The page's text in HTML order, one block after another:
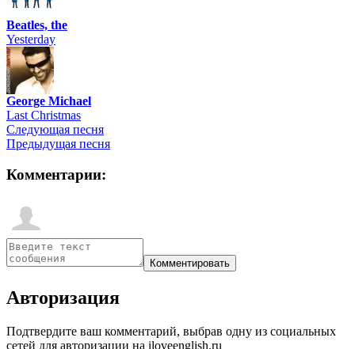
Beatles, the
Yesterday
George Michael
Last Christmas
Следующая песня
Предыдущая песня
Комментарии:
Авторизация
Подтвердите ваш комментарий, выбрав одну из социальных
сетей для авторизации на iloveenglish.ru